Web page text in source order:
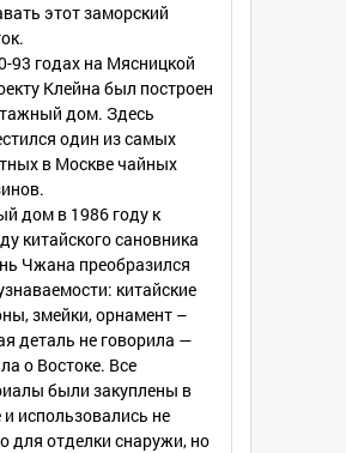
этот заморский
93 годах на Мясницкой
Клейна был построен
дом. Здесь
один из самых
в Москве чайных
дом в 1986 году к
китайского сановника
Чжана преобразился
китайские
змейки, орнамент –
деталь не говорила —
о Востоке. Все
были закуплены в
и использовались не
для отделки снаружи, но